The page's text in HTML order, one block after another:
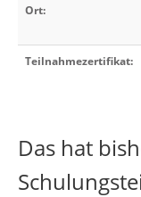
Ort:
Teilnahmezertifikat:
Das hat